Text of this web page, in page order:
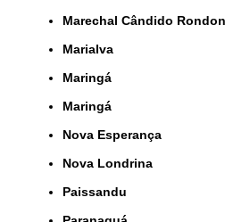
Marechal Cândido Rondon
Marialva
Maringá
Maringá
Nova Esperança
Nova Londrina
Paissandu